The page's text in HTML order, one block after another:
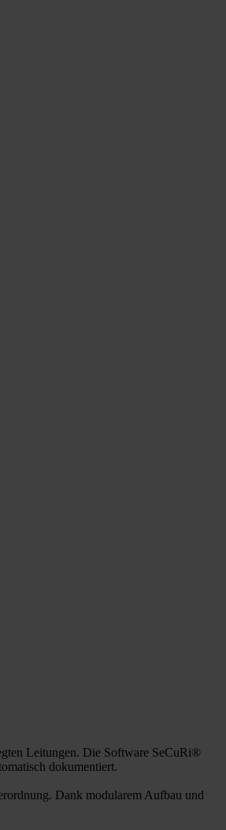
Leitungen. Die Software SeCuRi®
dokumentiert.
Dank modularem Aufbau und